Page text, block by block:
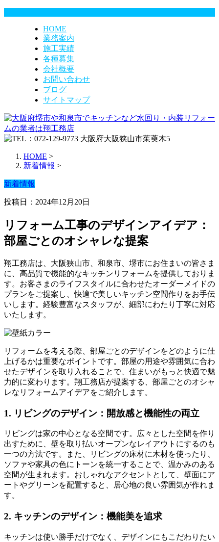
HOME
業務案内
施工実績
各種募集
会社概要
お問い合わせ
ブログ
サイトマップ
HOME >
新着情報 >
新着情報
投稿日：2024年12月20日
リフォーム工事のデザインアイデア：
部屋ごとのオシャレな提案
翔工務店は、大阪狭山市、和泉市、堺市にお住まいの皆さま
に、高品質で機能的なキッチンリフォームを提供しておりま
す。お客さまのライフスタイルに合わせたオーダーメイドの
プランをご提案し、快適で美しいキッチン空間作りをお手伝
いします。経験豊富なスタッフが、細部にわたり丁寧に対応
いたします。
リフォームを考える際、部屋ごとのデザインをどのように仕
上げるかは重要なポイントです。部屋の用途や雰囲気に合わ
せたデザインを取り入れることで、住まいがもっと快適で魅
力的に変わります。翔工務店が提案する、部屋ごとのオシャ
レなリフォームアイデアをご紹介します。
1. リビングのデザイン：開放感と機能性の両立
リビングは家の中心となる空間です。広々とした空間を作り
出すために、壁を取り払いオープンなレイアウトにするのも
一つの方法です。また、リビングの床材に木材を使ったり、
ソファや家具の色にトーンを統一することで、温かみのある
空間が生まれます。おしゃれなアクセントとして、壁面にア
ートやグリーンを配置すると、居心地の良い雰囲気が作れま
す。
2. キッチンのデザイン：機能美を追求
キッチンは使い勝手だけでなく、デザインにもこだわりたい